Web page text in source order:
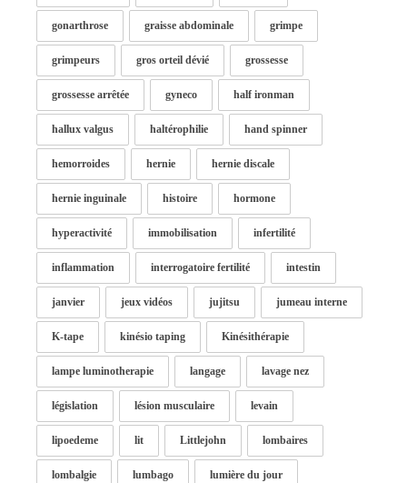
gonarthrose graisse abdominale grimpe
grimpeurs gros orteil dévié grossesse
grossesse arrêtée gyneco half ironman
hallux valgus haltérophilie hand spinner
hemorroides hernie hernie discale
hernie inguinale histoire hormone
hyperactivité immobilisation infertilité
inflammation interrogatoire fertilité intestin
janvier jeux vidéos jujitsu jumeau interne
K-tape kinésio taping Kinésithérapie
lampe luminotherapie langage lavage nez
législation lésion musculaire levain
lipoedeme lit Littlejohn lombaires
lombalgie lumbago lumière du jour